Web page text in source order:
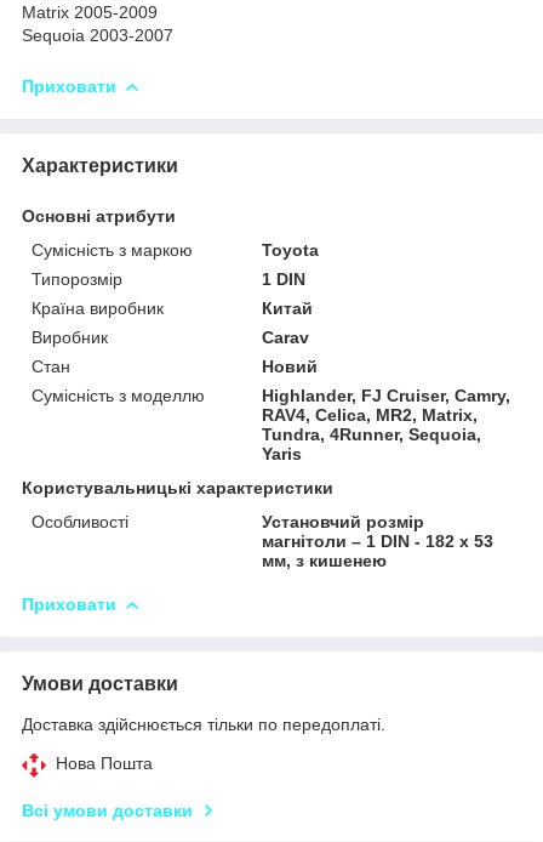
Matrix 2005-2009
Sequoia 2003-2007
Приховати
Характеристики
Основні атрибути
Сумісність з маркою
Toyota
Типорозмір
1 DIN
Країна виробник
Китай
Виробник
Carav
Стан
Новий
Сумісність з моделлю
Highlander, FJ Cruiser, Camry,
RAV4, Celica, MR2, Matrix,
Tundra, 4Runner, Sequoia,
Yaris
Користувальницькі характеристики
Особливості
Установчий розмір
магнітоли – 1 DIN - 182 x 53
мм, з кишенею
Приховати
Умови доставки
Доставка здійснюється тільки по передоплаті.
Нова Пошта
Всі умови доставки